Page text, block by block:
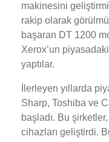
makinesini
rakip olarak
başaran DT 1200
Xerox’un
yaptılar.
İlerleyen yıllarda
Sharp, Toshiba ve
başladı. Bu
cihazları geliştirdi.